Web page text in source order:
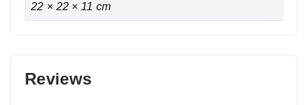
22 × 22 × 11 cm
Reviews